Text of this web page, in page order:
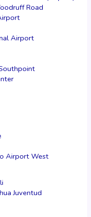
Road
Airport
Airport West
Juventud